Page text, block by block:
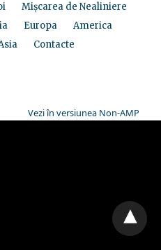
Mișcarea de Nealiniere
Europa
America
Contacte
Vezi în versiunea Non-AMP